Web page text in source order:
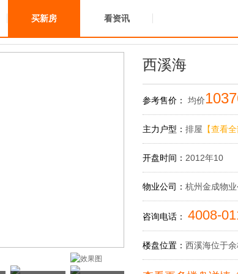
买新房 看资讯
西溪海
参考售价： 均价
主力户型： 排屋 【查看
开盘时间： 2012年10
物业公司： 杭州金成物业
咨询电话： 4008-
楼盘位置： 西溪海位于